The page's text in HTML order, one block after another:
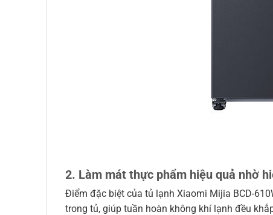
2. Làm mát thực phẩm hiệu quả nhờ
Điểm đặc biệt của tủ lạnh Xiaomi Mijia BCD-
trong tủ, giúp tuần hoàn không khí lạnh đều